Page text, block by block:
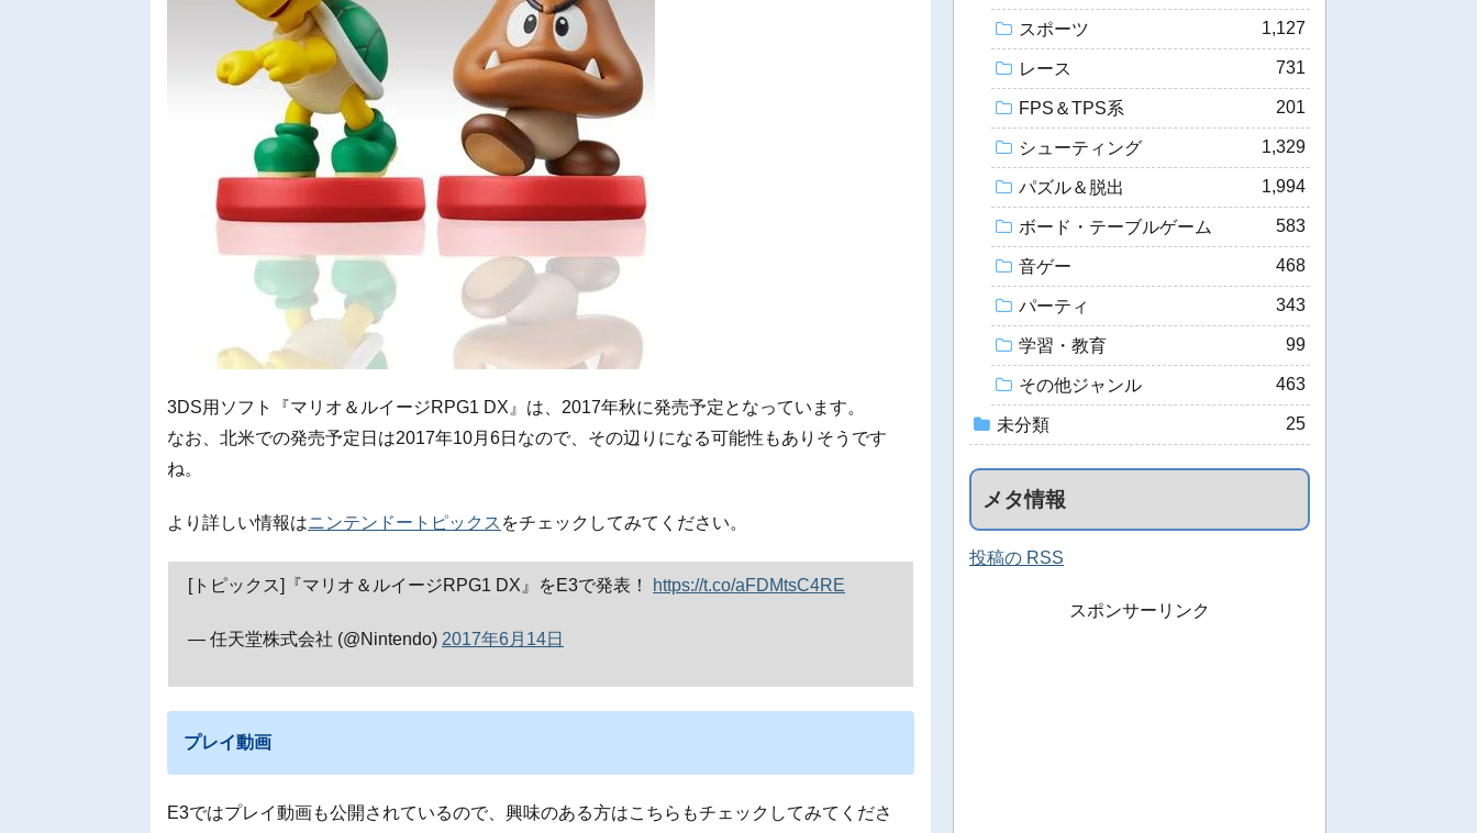
3DS用ソフト『マリオ＆ルイージRPG1 DX』は、2017年秋に発売予定となっています。
なお、北米での発売予定日は2017年10月6日なので、その辺りになる可能性もありそうです
ね。
より詳しい情報はニンテンドートピックス をチェックしてみてください。
[トピックス]『マリオ＆ルイージRPG1 DX』をE3で発表！ https://t.co/aFDMtsC4RE
— 任天堂株式会社 (@Nintendo) 2017年6月14日
プレイ動画
E3ではプレイ動画も公開されているので、興味のある方はこちらもチェックしてみてくださ
スポーツ 1,127
レース 731
FPS＆TPS系 201
シューティング 1,329
パズル＆脱出 1,994
ボード・テーブルゲーム 583
音ゲー 468
パーティ 343
学習・教育 99
その他ジャンル 463
未分類 25
メタ情報
投稿の RSS
スポンサーリンク